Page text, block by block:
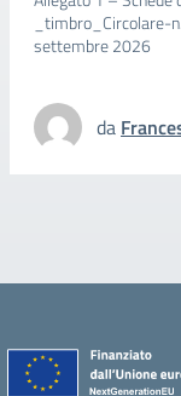
_timbro_Circolare-
settembre 2026
da